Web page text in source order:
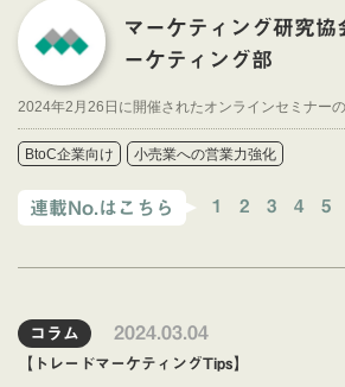
マーケティング研究
ーケティング部
2024年2月26日に開催されたオンラインセミナー
連載No.はこちら 1 2 3 4 5
BtoC企業向け 小売業への営業力強化
コラム 2024.03.04
【トレードマーケティングTips】